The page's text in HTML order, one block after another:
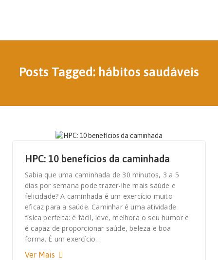
Posts Tagged: hábitos saudáveis
HPC: 10 benefícios da caminhada
Sabia que uma caminhada de 30 minutos, 3 a 5
dias por semana pode trazer-lhe mais saúde e
felicidade? A caminhada é um exercício muito
eficaz para a saúde. Caminhar é uma atividade
física perfeita: é fácil, leve, melhora o seu humor e
é capaz de proporcionar saúde, beleza e boa
forma. É um exercício…
Ver Mais